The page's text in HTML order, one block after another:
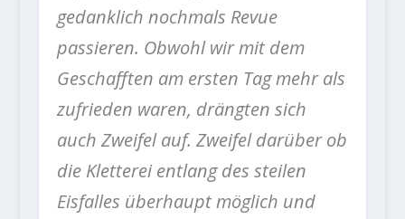
gedanklich nochmals Revue
passieren. Obwohl wir mit dem
Geschafften am ersten Tag mehr als
zufrieden waren, drängten sich
auch Zweifel auf. Zweifel darüber ob
die Kletterei entlang des steilen
Eisfalles überhaupt möglich und